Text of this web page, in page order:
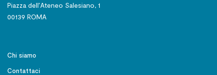
Piazza dell’Ateneo Salesiano, 1
00139 ROMA
Chi siamo
Contattaci